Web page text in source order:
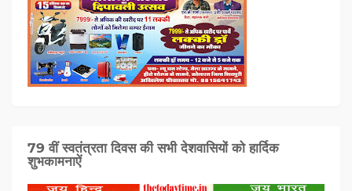
79 वीं स्वतंत्रता दिवस की सभी देशवासियों को हार्दिक
शुभकामनाऐं